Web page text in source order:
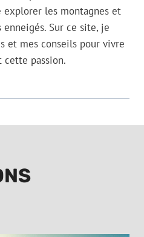
les montagnes et
enneigés. Sur ce site, je
et mes conseils pour vivre
cette passion.